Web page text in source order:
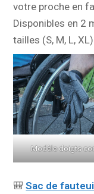
votre proche en
Disponibles en 2
tailles (S, M, L,
Modèle doigts
🎒Sac de